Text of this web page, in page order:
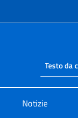
Cerca nel sito
Notizie